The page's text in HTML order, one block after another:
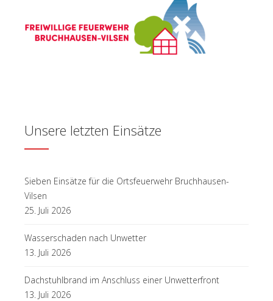
Unsere letzten Einsätze
Sieben Einsätze für die Ortsfeuerwehr Bruchhausen-
Vilsen
25. Juli 2026
Wasserschaden nach Unwetter
13. Juli 2026
Dachstuhlbrand im Anschluss einer Unwetterfront
13. Juli 2026